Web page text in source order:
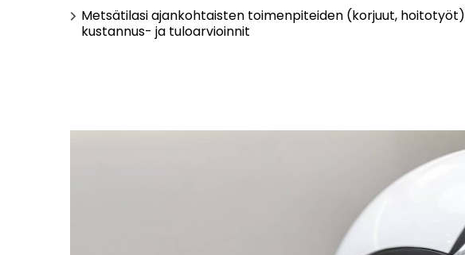
Metsätilasi ajankohtaisten toimenpiteiden (korjuut, hoitotyöt)
kustannus- ja tuloarvioinnit